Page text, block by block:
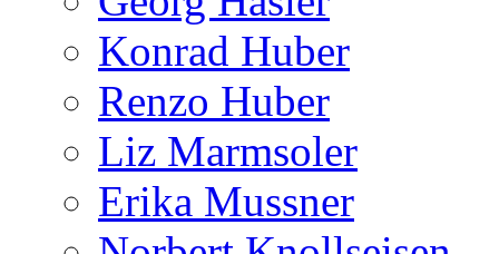
Konrad Huber
Renzo Huber
Liz Marmsoler
Erika Mussner